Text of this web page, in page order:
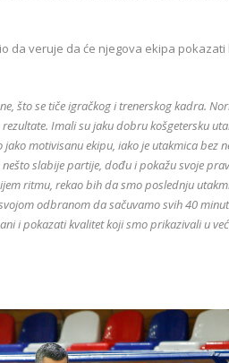
da veruje da će njegova ekipa
što se tiče igračkog i trenerskog kadra.
Imali su jaku dobru košgetersku
motivisanu ekipu, iako je utakmica bez
slabije partije, dođu i pokažu svoje
ritmu, rekao bih da smo poslednju
odbranom da sačuvamo svih 40
i pokazati kvalitet koji smo prikazivali u